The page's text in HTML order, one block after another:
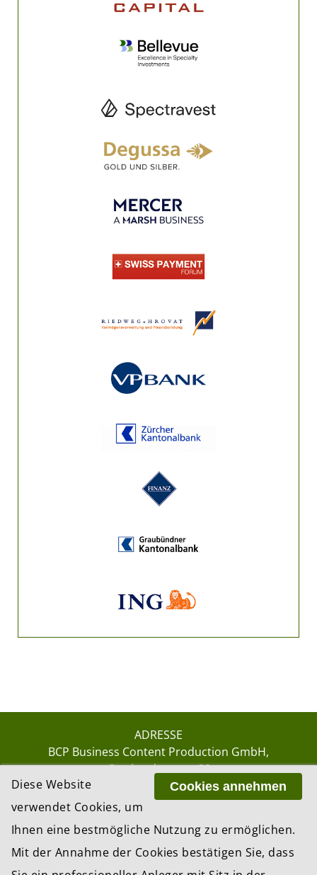
ADRESSE
BCP Business Content Production GmbH
Gotthardstrasse 38
8002 Zürich
© 2026 by BCP Business Content Production
GmbH, Zürich – Switzerland
Cookies annehmen
Diese Website
verwendet Cookies, um
Ihnen eine bestmögliche Nutzung zu ermöglichen.
Mit der Annahme der Cookies bestätigen Sie, dass